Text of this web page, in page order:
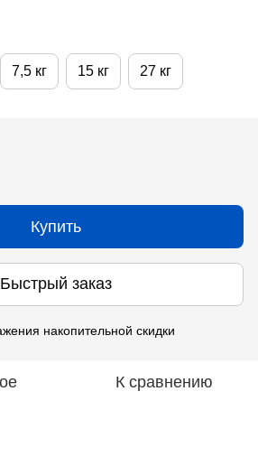
7,5 кг 15 кг 27 кг
Купить
Быстрый заказ
накопительной скидки
К сравнению